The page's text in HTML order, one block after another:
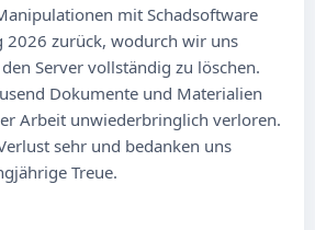
mit Schadsoftware
2026 zurück, wodurch wir uns
Server vollständig zu löschen.
Dokumente und Materialien
Arbeit unwiederbringlich verloren.
sehr und bedanken uns
Treue.